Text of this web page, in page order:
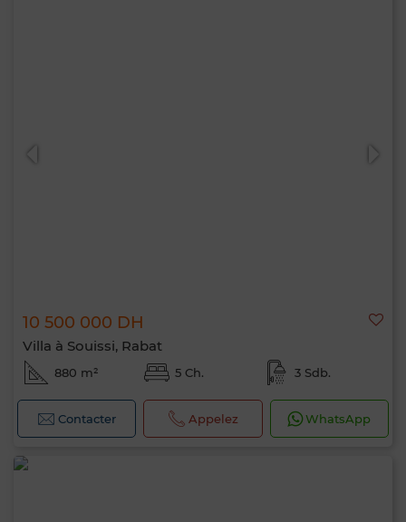
10 500 000 DH
Villa à Souissi, Rabat
880 m² 5 Ch. 3 Sdb.
Contacter Appelez WhatsApp